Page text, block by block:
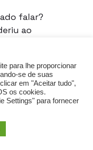
falar?
ao
Your Nuts
para lhe proporcionar
se de suas
em "Aceitar tudo",
os cookies.
Settings" para fornecer